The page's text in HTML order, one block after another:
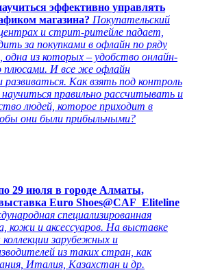
эффективно управлять
магазина? Покупательский
и стрит-ритейле падает,
за покупками в офлайн по ряду
одна из которых – удобство онлайн-
плюсами. И все же офлайн
Как взять под контроль
правильно рассчитывать и
людей, которое приходит в
они были прибыльными?
29 июля в городе Алматы,
Euro Shoes@CAF_Eliteline
специализированная
кожи и аксессуаров. На выставке
зарубежных и
из таких стран, как
Италия, Казахстан и др.